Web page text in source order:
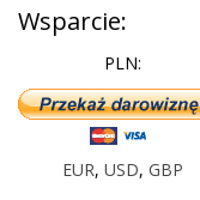
Wsparcie:
PLN:
EUR, USD, GBP